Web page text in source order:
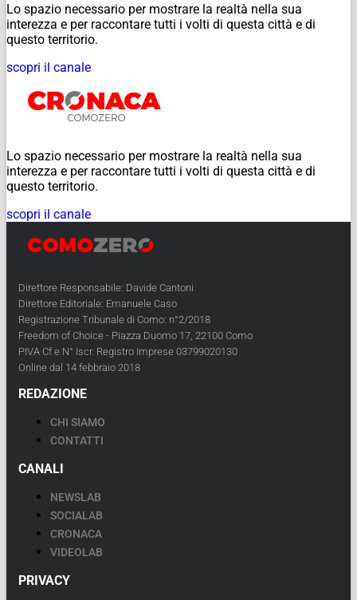
Lo spazio necessario per mostrare la realtà nella sua
interezza e per raccontare tutti i volti di questa città e di
questo territorio.
scopri il canale
Lo spazio necessario per mostrare la realtà nella sua
interezza e per raccontare tutti i volti di questa città e di
questo territorio.
scopri il canale
Direttore Responsabile: Davide Cantoni
Direttore Editoriale: Emanuele Caso
Registrazione Tribunale di Como: n°2/2018
Freedom of Choice - Piazza Duomo 17, 22100 Como
PIVA Cf e N° Iscr. Registro Imprese 03799020130
Online dal 14 febbraio 2018
REDAZIONE
CHI SIAMO
CONTATTI
CANALI
NEWSLAB
SOCIALAB
CRONACA
VIDEOLAB
PRIVACY